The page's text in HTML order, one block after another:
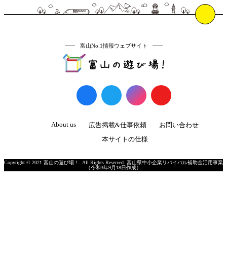
富山No.1情報ウェブサイト
About us 広告掲載&仕事依頼
お問い合わせ
本サイトの仕様
Copyright © 2021 富山の遊び場！. All Rights Reserved. 富山県中小企業リバイバル補助金活用事業
（令和3年9月18日作成）